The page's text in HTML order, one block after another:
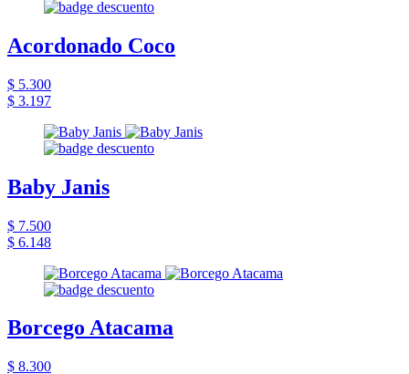
Acordonado Coco
$ 5.300
$ 3.197
Baby Janis
$ 7.500
$ 6.148
Borcego Atacama
$ 8.300